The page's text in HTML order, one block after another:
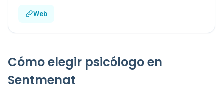
Web
Cómo elegir psicólogo en
Sentmenat